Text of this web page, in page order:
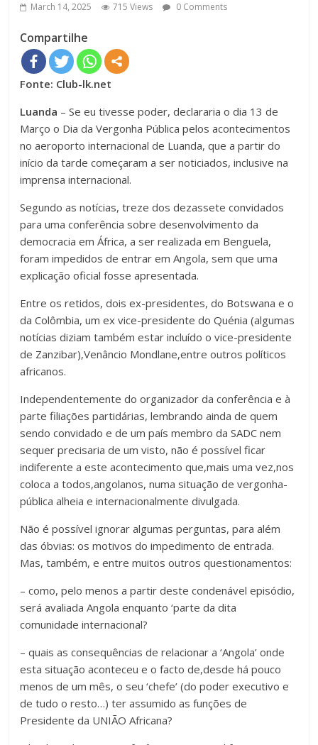
March 14, 2025 715 Views 0 Comments
Compartilhe
Fonte: Club-lk.net
Luanda – Se eu tivesse poder, declararia o dia 13 de
Março o Dia da Vergonha Pública pelos acontecimentos
no aeroporto internacional de Luanda, que a partir do
início da tarde começaram a ser noticiados, inclusive na
imprensa internacional.
Segundo as notícias, treze dos dezassete convidados
para uma conferência sobre desenvolvimento da
democracia em África, a ser realizada em Benguela,
foram impedidos de entrar em Angola, sem que uma
explicação oficial fosse apresentada.
Entre os retidos, dois ex-presidentes, do Botswana e o
da Colômbia, um ex vice-presidente do Quénia (algumas
notícias diziam também estar incluído o vice-presidente
de Zanzibar),Venâncio Mondlane,entre outros políticos
africanos.
Independentemente do organizador da conferência e à
parte filiações partidárias, lembrando ainda de quem
sendo convidado e de um país membro da SADC nem
sequer precisaria de um visto, não é possível ficar
indiferente a este acontecimento que,mais uma vez,nos
coloca a todos,angolanos, numa situação de vergonha-
pública alheia e internacionalmente divulgada.
Não é possível ignorar algumas perguntas, para além
das óbvias: os motivos do impedimento de entrada.
Mas, também, e entre muitos outros questionamentos:
– como, pelo menos a partir deste condenável episódio,
será avaliada Angola enquanto ‘parte da dita
comunidade internacional?
– quais as consequências de relacionar a ‘Angola’ onde
esta situação aconteceu e o facto de,desde há pouco
menos de um mês, o seu ‘chefe’ (do poder executivo e
de tudo o resto…) ter assumido as funções de
Presidente da UNIÃO Africana?